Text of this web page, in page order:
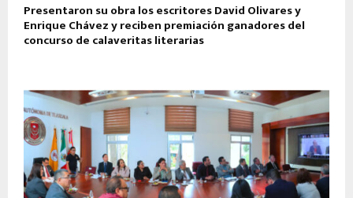
Presentaron su obra los escritores David Olivares y
Enrique Chávez y reciben premiación ganadores del
concurso de calaveritas literarias